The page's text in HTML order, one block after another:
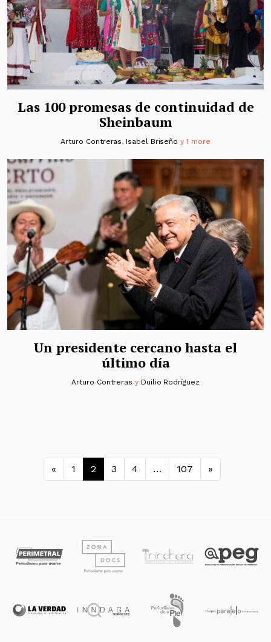
Las 100 promesas de continuidad de
Sheinbaum
Arturo Contreras, Isabel Briseño y 1 more
Un presidente cercano hasta el
último día
Arturo Contreras y Duilio Rodríguez
Navegación de entradas
« 1 2 3 4 … 107 »